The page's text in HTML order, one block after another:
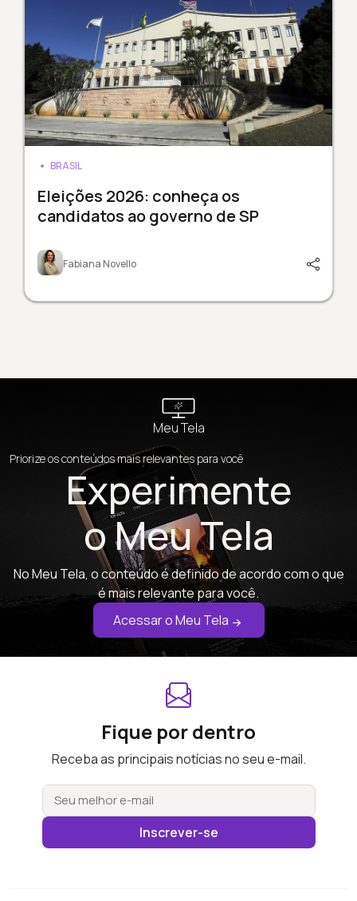
BRASIL
Eleições 2026: conheça os
candidatos ao governo de SP
Fabiana Novello
Meu Tela
Priorize os conteúdos mais relevantes para você
Experimente
o Meu Tela
No Meu Tela, o conteúdo é definido de acordo com o que
é mais relevante para você.
Acessar o Meu Tela
Fique por dentro
Receba as principais notícias no seu e-mail.
Inscrever-se